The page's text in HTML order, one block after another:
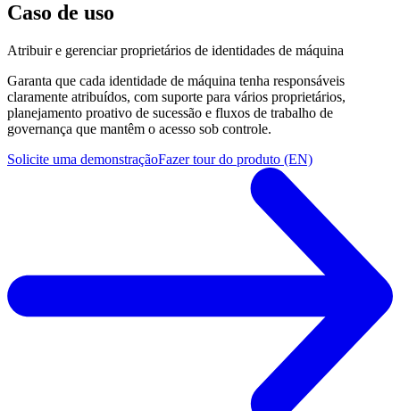
Caso de uso
Atribuir e gerenciar proprietários de identidades de máquina
Garanta que cada identidade de máquina tenha responsáveis
claramente atribuídos, com suporte para vários proprietários,
planejamento proativo de sucessão e fluxos de trabalho de
governança que mantêm o acesso sob controle.
Solicite uma demonstraçãoFazer tour do produto (EN)